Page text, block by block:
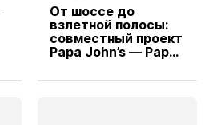
От шоссе до
взлетной полосы:
совместный проект
Papa John’s — Papa
вводит